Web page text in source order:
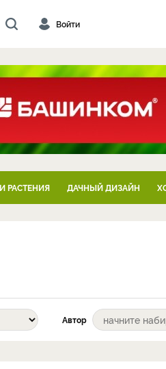
Войти
РАСТЕНИЯ ДАЧНЫЙ ДИЗАЙН
Автор